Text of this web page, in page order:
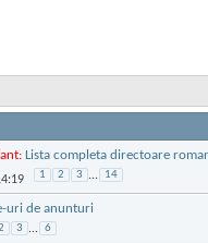
Lista completa directoare
1 2 3 ... 14
uri de anunturi
3 ... 6